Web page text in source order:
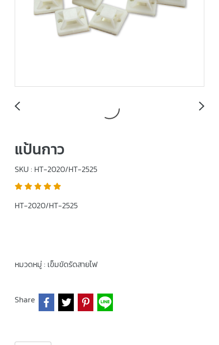
แป้นกาว
SKU : HT-2020/HT-2525
HT-2020/HT-2525
หมวดหมู่ : เข็มขัดรัดสายไฟ
Share